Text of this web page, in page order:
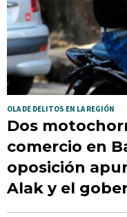
OLA DE DELITOS EN LA REGIÓN
Dos
comercio en
oposición
Alak y el